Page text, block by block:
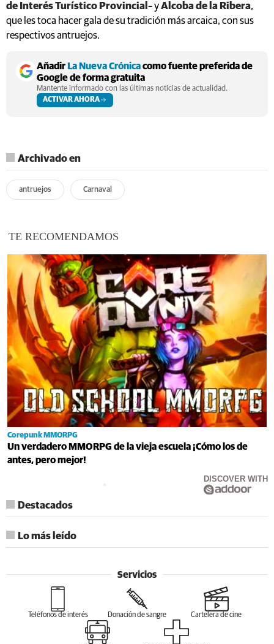
de Interés Turístico Provincial – yAlcoba de la Ribera,
que les toca hacer gala de su tradición más arcaica, con sus
respectivos antruejos.
AñadirLa Nueva Crónicacomo fuente preferida de
Google de forma gratuita
Mantente informado con las últimas noticias de actualidad.
ACTIVAR AHORA
Archivado en
antruejos Carnaval
TE RECOMENDAMOS
Corepunk MMORPG
Un verdadero MMORPG de la vieja escuela ¡Cómo los de
antes, pero mejor!
DISCOVER WITH
Destacados
Lo más leído
Servicios
Teléfonos de interés Donación de sangre Cartelera de cine